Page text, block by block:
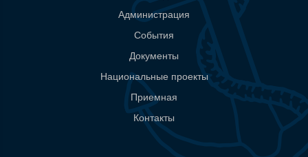
Администрация
События
Документы
Национальные проекты
Приемная
Контакты